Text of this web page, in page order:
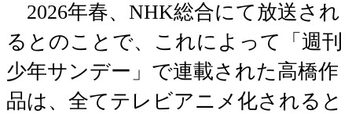
2026年春、NHK総合にて放送され
るとのことで、これによって「週刊
少年サンデー」で連載された高橋作
品は、全てテレビアニメ化されると